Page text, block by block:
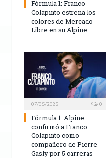
Fórmula 1: Franco
Colapinto estrena los
colores de Mercado
Libre en su Alpine
07/05/2025 0
Fórmula 1: Alpine
confirmó a Franco
Colapinto como
compañero de Pierre
Gasly por 5 carreras